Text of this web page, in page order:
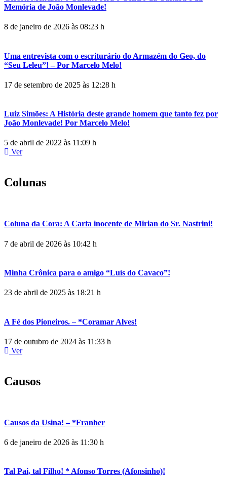
Memória de João Monlevade!
8 de janeiro de 2026 às 08:23 h
Uma entrevista com o escriturário do Armazém do Geo, do
“Seu Leleu”! – Por Marcelo Melo!
17 de setembro de 2025 às 12:28 h
Luiz Simões: A História deste grande homem que tanto fez por
João Monlevade! Por Marcelo Melo!
5 de abril de 2022 às 11:09 h
Ver
Colunas
Coluna da Cora: A Carta inocente de Mirian do Sr. Nastrini!
7 de abril de 2026 às 10:42 h
Minha Crônica para o amigo “Luís do Cavaco”!
23 de abril de 2025 às 18:21 h
A Fé dos Pioneiros. – *Coramar Alves!
17 de outubro de 2024 às 11:33 h
Ver
Causos
Causos da Usina! – *Franber
6 de janeiro de 2026 às 11:30 h
Tal Pai, tal Filho! * Afonso Torres (Afonsinho)!